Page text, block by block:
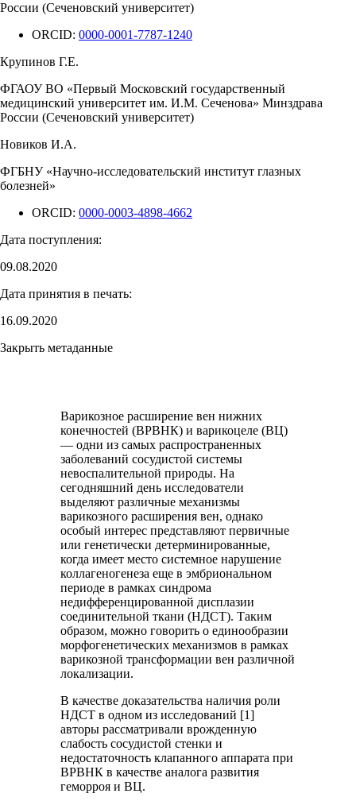
России (Сеченовский университет)
ORCID: 0000-0001-7787-1240
Крупинов Г.Е.
ФГАОУ ВО «Первый Московский государственный
медицинский университет им. И.М. Сеченова» Минздрава
России (Сеченовский университет)
Новиков И.А.
ФГБНУ «Научно-исследовательский институт глазных
болезней»
ORCID: 0000-0003-4898-4662
Дата поступления:
09.08.2020
Дата принятия в печать:
16.09.2020
Закрыть метаданные
Варикозное расширение вен нижних
конечностей (ВРВНК) и варикоцеле (ВЦ)
— одни из самых распространенных
заболеваний сосудистой системы
невоспалительной природы. На
сегодняшний день исследователи
выделяют различные механизмы
варикозного расширения вен, однако
особый интерес представляют первичные
или генетически детерминированные,
когда имеет место системное нарушение
коллагеногенеза еще в эмбриональном
периоде в рамках синдрома
недифференцированной дисплазии
соединительной ткани (НДСТ). Таким
образом, можно говорить о единообразии
морфогенетических механизмов в рамках
варикозной трансформации вен различной
локализации.
В качестве доказательства наличия роли
НДСТ в одном из исследований [1]
авторы рассматривали врожденную
слабость сосудистой стенки и
недостаточность клапанного аппарата при
ВРВНК в качестве аналога развития
геморроя и ВЦ.